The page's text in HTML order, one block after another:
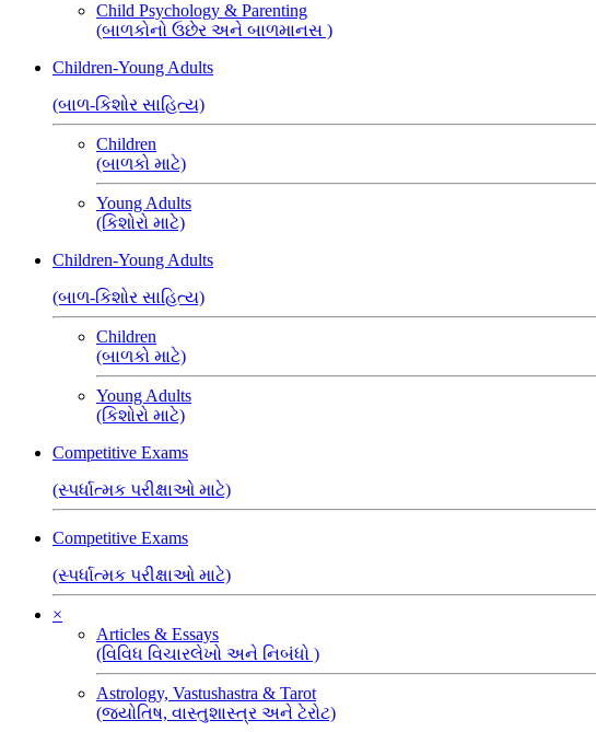
Child Psychology & Parenting
(બાળકોનો ઉછેર અને બાળમાનસ )
Children-Young Adults
(બાળ-કિશોર સાહિત્ય)
Children
(બાળકો માટે)
Young Adults
(કિશોરો માટે)
Children-Young Adults
(બાળ-કિશોર સાહિત્ય)
Children
(બાળકો માટે)
Young Adults
(કિશોરો માટે)
Competitive Exams
(સ્પર્ધાત્મક પરીક્ષાઓ માટે)
Competitive Exams
(સ્પર્ધાત્મક પરીક્ષાઓ માટે)
×
Articles & Essays
(વિવિધ વિચારલેખો અને નિબંધો )
Astrology, Vastushastra & Tarot
(જ્યોતિષ, વાસ્તુશાસ્ત્ર અને ટેરોટ)